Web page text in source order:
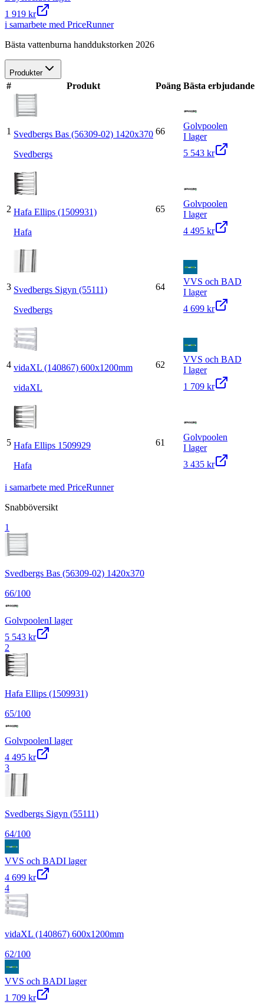
1 919 kr
i samarbete med PriceRunner
Bästa vattenburna handdukstorken 2026
Produkter
# Produkt Poäng Bästa erbjudande
1 Svedbergs Bas (56309-02) 1420x370
Svedbergs
66
Golvpoolen
I lager
5 543 kr
2 Hafa Ellips (1509931)
Hafa
65
Golvpoolen
I lager
4 495 kr
3 Svedbergs Sigyn (55111)
Svedbergs
64
VVS och BAD
I lager
4 699 kr
4 vidaXL (140867) 600x1200mm
vidaXL
62
VVS och BAD
I lager
1 709 kr
5 Hafa Ellips 1509929
Hafa
61
Golvpoolen
I lager
3 435 kr
i samarbete med PriceRunner
Snabböversikt
1
Svedbergs Bas (56309-02) 1420x370
66/100
GolvpoolenI lager
5 543 kr
2
Hafa Ellips (1509931)
65/100
GolvpoolenI lager
4 495 kr
3
Svedbergs Sigyn (55111)
64/100
VVS och BADI lager
4 699 kr
4
vidaXL (140867) 600x1200mm
62/100
VVS och BADI lager
1 709 kr